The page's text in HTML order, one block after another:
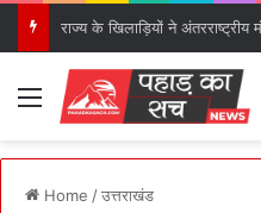
Menu
Home /उत्तराखंड